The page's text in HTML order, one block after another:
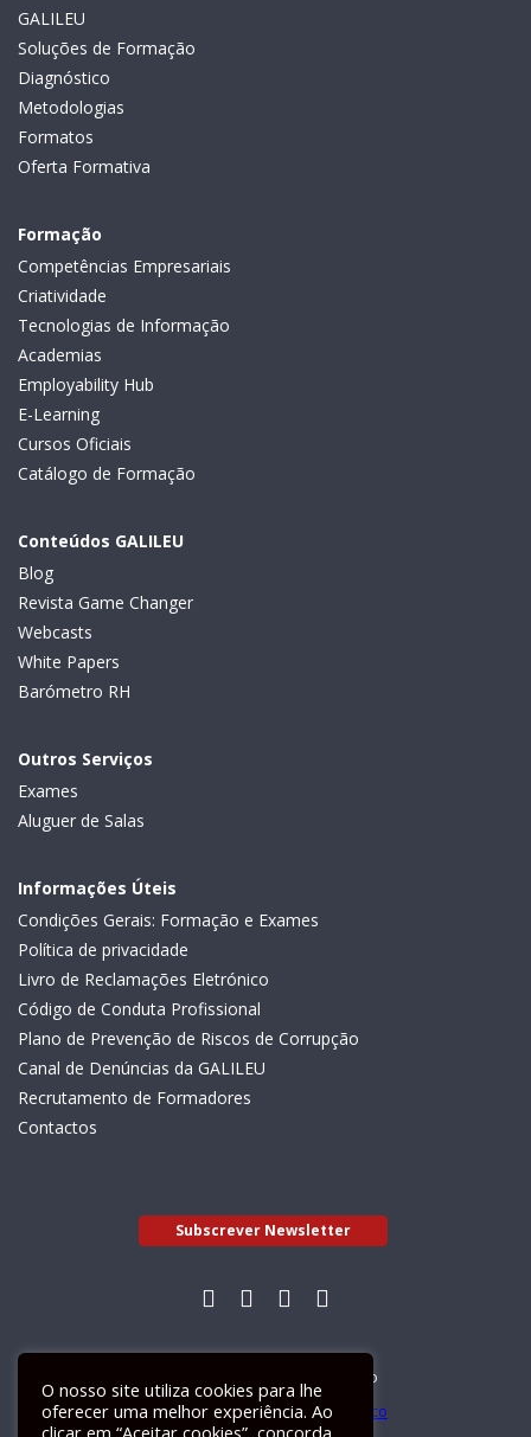
GALILEU
Soluções de Formação
Diagnóstico
Metodologias
Formatos
Oferta Formativa
Formação
Competências Empresariais
Criatividade
Tecnologias de Informação
Academias
Employability Hub
E-Learning
Cursos Oficiais
Catálogo de Formação
Conteúdos GALILEU
Blog
Revista Game Changer
Webcasts
White Papers
Barómetro RH
Outros Serviços
Exames
Aluguer de Salas
Informações Úteis
Condições Gerais: Formação e Exames
Política de privacidade
Livro de Reclamações Eletrónico
Código de Conduta Profissional
Plano de Prevenção de Riscos de Corrupção
Canal de Denúncias da GALILEU
Recrutamento de Formadores
Contactos
Subscrever Newsletter
Livro de Reclamações Electrónico
O nosso site utiliza cookies para lhe
oferecer uma melhor experiência. Ao
clicar em “Aceitar cookies”, concorda